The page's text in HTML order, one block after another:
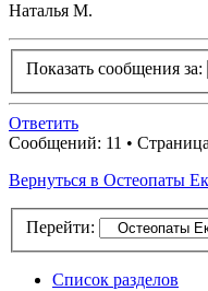
Наталья М.
Показать сообщения за:
Ответить
Сообщений: 11 •
Вернуться в Остеопаты
Перейти:
Список разделов